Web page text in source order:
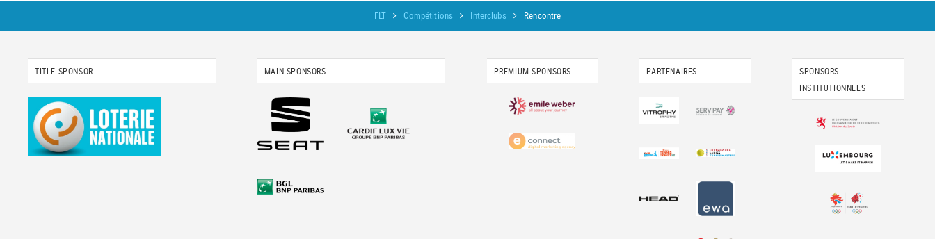
FLT Compétitions Interclubs Rencontre
TITLE SPONSOR MAIN SPONSORS PREMIUM SPONSORS PARTENAIRES
SPONSORS
INSTITUTIONNELS